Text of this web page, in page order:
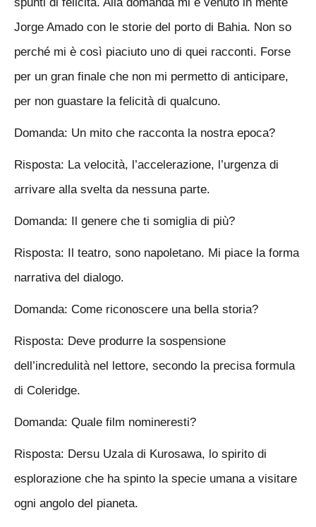
Jorge Amado con le storie del porto di Bahia. Non so
perché mi è così piaciuto uno di quei racconti. Forse
per un gran finale che non mi permetto di anticipare,
per non guastare la felicità di qualcuno.
Domanda: Un mito che racconta la nostra epoca?
Risposta: La velocità, l’accelerazione, l’urgenza di
arrivare alla svelta da nessuna parte.
Domanda: Il genere che ti somiglia di più?
Risposta: Il teatro, sono napoletano. Mi piace la forma
narrativa del dialogo.
Domanda: Come riconoscere una bella storia?
Risposta: Deve produrre la sospensione
dell’incredulità nel lettore, secondo la precisa formula
di Coleridge.
Domanda: Quale film nomineresti?
Risposta: Dersu Uzala di Kurosawa, lo spirito di
esplorazione che ha spinto la specie umana a visitare
ogni angolo del pianeta.